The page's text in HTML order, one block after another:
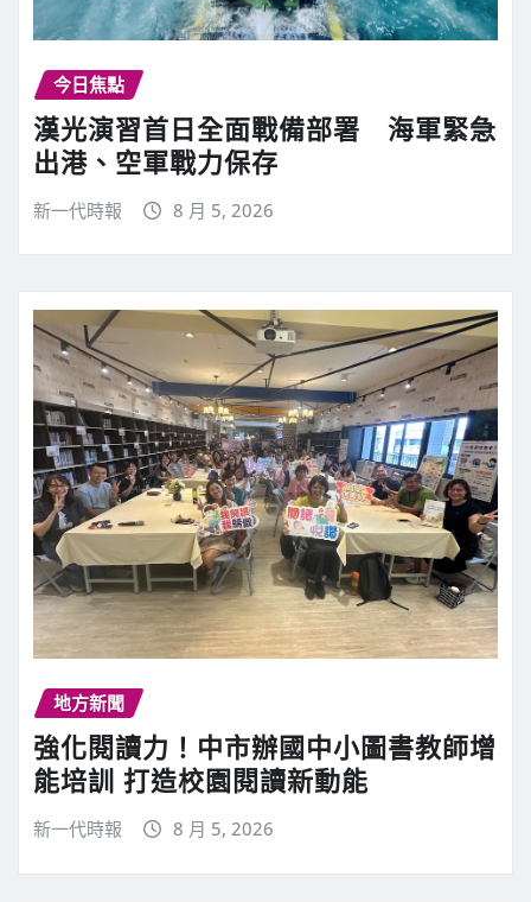
今日焦點
漢光演習首日全面戰備部署 海軍緊急
出港、空軍戰力保存
新一代時報 8 月 5, 2026
地方新聞
強化閱讀力！中市辦國中小圖書教師增
能培訓 打造校園閱讀新動能
新一代時報 8 月 5, 2026